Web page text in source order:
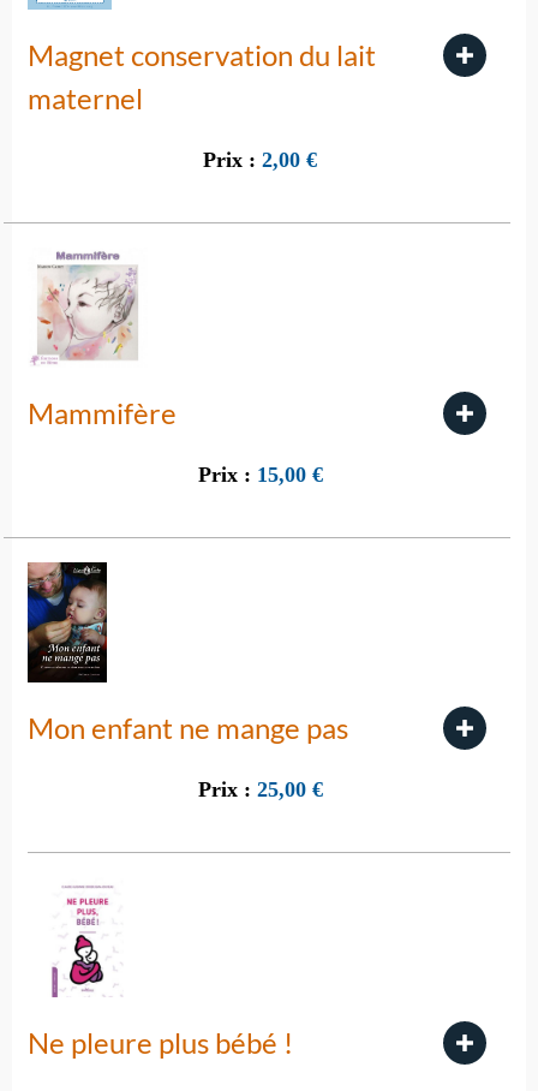
Magnet conservation du lait
maternel
Prix : 2,00 €
Mammifère
Prix : 15,00 €
Mon enfant ne mange pas
Prix : 25,00 €
Ne pleure plus bébé !